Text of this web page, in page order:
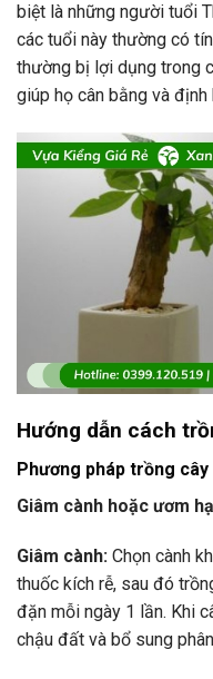
biệt là những người tuổi
các tuổi này thường có
thường bị lợi dụng trong
giúp họ cân bằng và
Hướng dẫn cách
Phương pháp trồng cây
Giâm cành hoặc ươm
Giâm cành: Chọn cành
thuốc kích rễ, sau đó
đặn mỗi ngày 1 lần. Khi
chậu đất và bổ sung